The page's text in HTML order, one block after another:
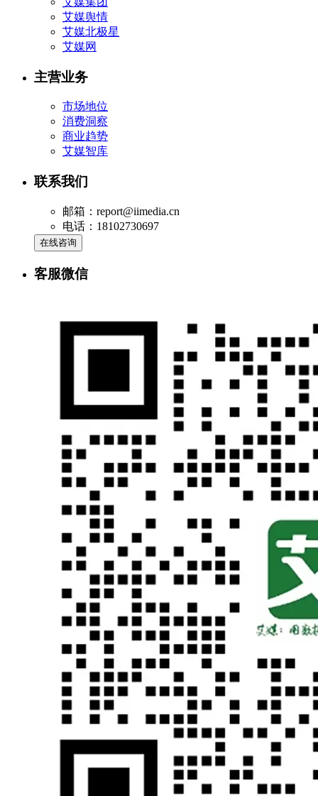
艾媒舆情
艾媒北极星
艾媒网
主营业务
市场地位
消费洞察
商业趋势
艾媒智库
联系我们
邮箱：report@iimedia.cn
电话：18102730697
在线咨询
客服微信